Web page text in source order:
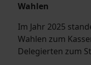
Wahlen
Im Jahr 2025
Wahlen zum
Delegierten zum